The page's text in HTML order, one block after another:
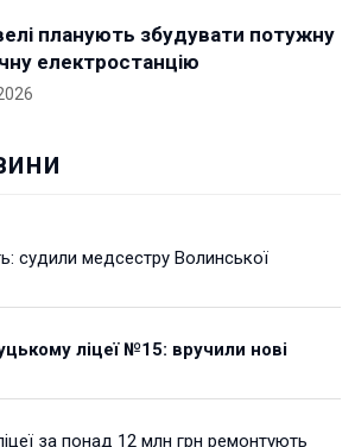
планують збудувати потужну
електростанцію
судили медсестру Волинської
ліцеї №15: вручили нові
за понад 12 млн грн ремонтують